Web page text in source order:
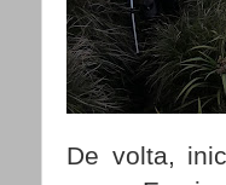
De volta,